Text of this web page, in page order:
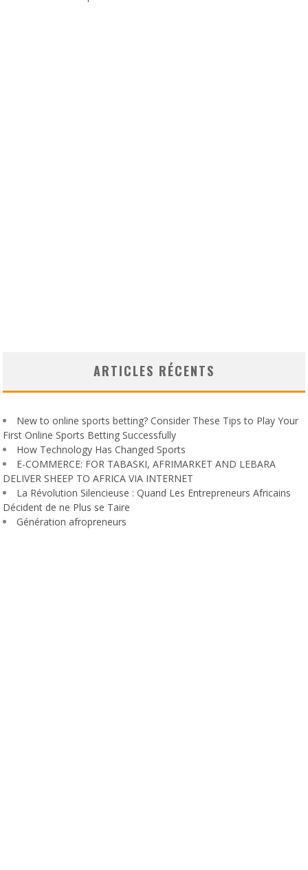
ARTICLES RÉCENTS
New to online sports betting? Consider These Tips to Play Your
First Online Sports Betting Successfully
How Technology Has Changed Sports
E-COMMERCE: FOR TABASKI, AFRIMARKET AND LEBARA
DELIVER SHEEP TO AFRICA VIA INTERNET
La Révolution Silencieuse : Quand Les Entrepreneurs Africains
Décident de ne Plus se Taire
Génération afropreneurs